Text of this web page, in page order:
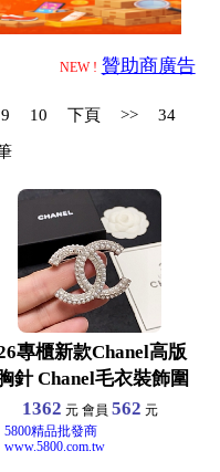
NEW ! 贊助商廣告
9 10 下頁 >> 34
專櫃新款Chanel高版
針 Chanel毛衣裝飾圍
飾1362 元 會員 562 元
5800精品批發商
www.5800.com.tw